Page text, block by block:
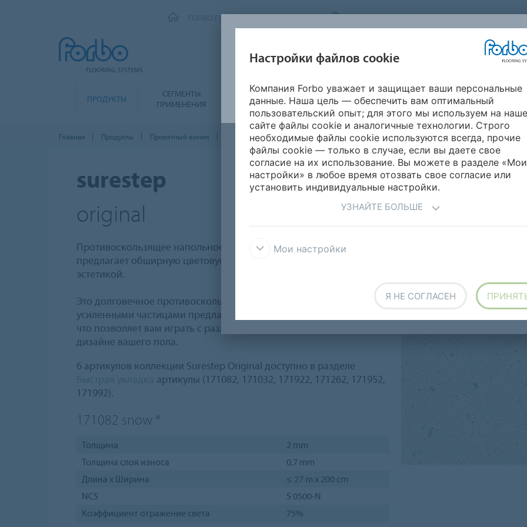
FORBO FLOORING SYSTEMS RUSSIA
ПРОДУКТЫ
СЕГМЕНТЫ
ПРИМЕНЕНИЯ
ЭКОЛОГИЧНОСТЬ
ВДОХНОВИТЕСЬ
НАШИМИ
ПРОЕКТАМИ
ИНФОРМАЦИЯ
ДЛЯ СКАЧИВАНИЯ
Главная Продукты Проектный винил Step противоскользящий винил Surestep Original
surestep
original
Противоскользящее напольное покрытие Surestep Original
предлагает обширную цветовую палитру со свежей, чистой
эстетикой.
Это долговечное противоскользящее напольное покрытие с
усиленными частицами предлагает 33 цвета в различных оттенках,
что позволяет вам играть с различными цветовыми решениями в
дизайне вашего пола.
6 артикулов коллекции Surestep Original доступно в разделе
артикулы (171082, 171032, 171922, 171262, 171952,
171992).
171082 snow *
Толщина
2 mm
Толщина слоя износа
0,7 mm
Длина х Ширина
≤ 27 m x 200 cm
NCS
S 0500-N
Коэффициент отражение света
75%
Настройки файлов cookie
Компания Forbo уважает и защищает ваши персональные
данные. Наша цель — обеспечить вам оптимальный
пользовательский опыт; для этого мы используем на
сайте файлы cookie и аналогичные технологии. Строго
необходимые файлы cookie используются всегда, прочие
файлы cookie — только в случае, если вы даете свое
согласие на их использование. Вы можете в разделе «Мои
настройки» в любое время отозвать свое согласие или
установить индивидуальные настройки.
УЗНАЙТЕ БОЛЬШЕ
Мои настройки
Я НЕ СОГЛАСЕН